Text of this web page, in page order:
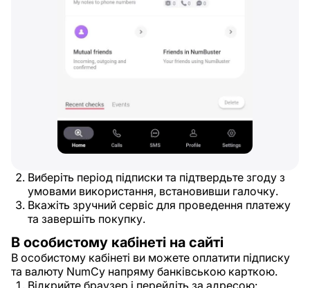
Виберіть період підписки та підтвердьте згоду з
умовами використання, встановивши галочку.
Вкажіть зручний сервіс для проведення платежу
та завершіть покупку.
В особистому кабінеті на сайті
В особистому кабінеті ви можете оплатити підписку
та валюту NumCy напряму банківською карткою.
Відкрийте браузер і перейдіть за адресою: